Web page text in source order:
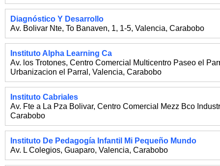
Diagnóstico Y Desarrollo
Av. Bolivar Nte, To Banaven, 1, 1-5, Valencia, Carabobo
Instituto Alpha Learning Ca
Av. los Trotones, Centro Comercial Multicentro Paseo el
Urbanizacion el Parral, Valencia, Carabobo
Instituto Cabriales
Av. Fte a La Pza Bolivar, Centro Comercial Mezz Bco
Carabobo
Instituto De Pedagogía Infantil Mi Pequeño Mundo
Av. L Colegios, Guaparo, Valencia, Carabobo